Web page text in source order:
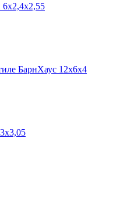
6x2,4x2,55
БарнХаус 12x6x4